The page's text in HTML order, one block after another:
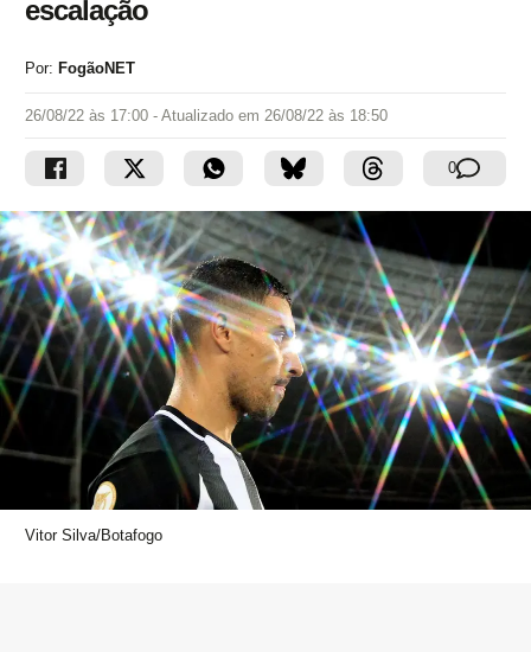
escalação
Por: FogãoNET
26/08/22 às 17:00 - Atualizado em 26/08/22 às 18:50
0
Vitor Silva/Botafogo